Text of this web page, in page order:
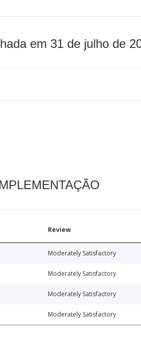
em 31 de julho de
Review
Moderately Satisfactory
Moderately Satisfactory
Moderately Satisfactory
Moderately Satisfactory